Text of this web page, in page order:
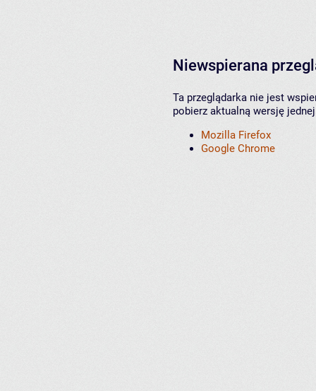
Niewspierana
Ta przeglądarka nie jest
pobierz aktualną wersję
Mozilla Firefox
Google Chrome